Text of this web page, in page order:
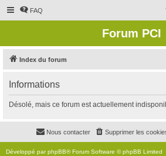
FAQ
Forum PCI
Index du forum
Informations
Désolé, mais ce forum est actuellement
Supprimer les
Nous contacter
Développé parphpBB® Forum Software © phpBB Limited